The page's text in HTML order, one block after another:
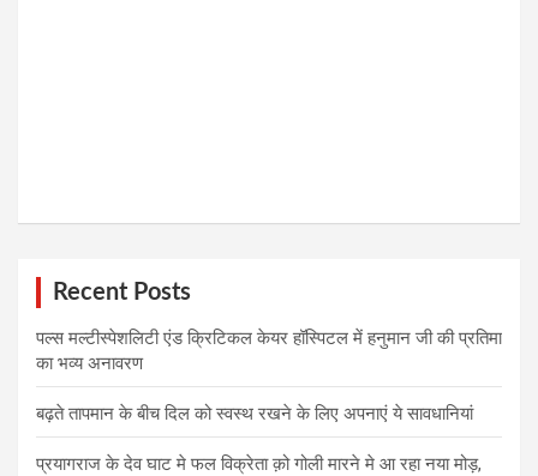
Recent Posts
पल्स मल्टीस्पेशलिटी एंड क्रिटिकल केयर हॉस्पिटल में हनुमान जी की प्रतिमा
का भव्य अनावरण
बढ़ते तापमान के बीच दिल को स्वस्थ रखने के लिए अपनाएं ये सावधानियां
प्रयागराज के देव घाट मे फल विक्रेता क़ो गोली मारने मे आ रहा नया मोड़,